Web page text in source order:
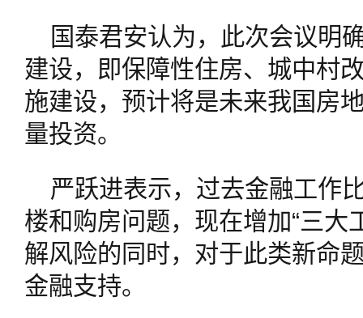
国泰君安认为，此次会议明
建设，即保障性住房、城中村
施建设，预计将是未来我国房
量投资。
严跃进表示，过去金融工作
楼和购房问题，现在增加“三大
解风险的同时，对于此类新命
金融支持。